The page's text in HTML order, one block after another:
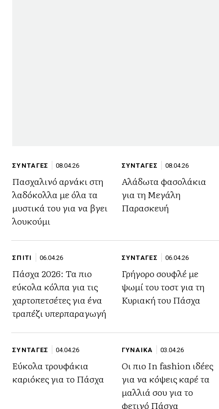
ΣΥΝΤΑΓΕΣ 08.04.26
Πασχαλινό αρνάκι στη
λαδόκολλα με όλα τα
μυστικά του για να βγει
λουκούμι
ΣΥΝΤΑΓΕΣ 08.04.26
Αλάδωτα φασολάκια
για τη Μεγάλη
Παρασκευή
ΣΠΙΤΙ 06.04.26
Πάσχα 2026: Τα πιο
εύκολα κόλπα για τις
χαρτοπετσέτες για ένα
τραπέζι υπερπαραγωγή
ΣΥΝΤΑΓΕΣ 06.04.26
Γρήγορο σουφλέ με
ψωμί του τοστ για τη
Κυριακή του Πάσχα
ΣΥΝΤΑΓΕΣ 04.04.26
Εύκολα τρουφάκια
καριόκες για το Πάσχα
ΓΥΝΑΙΚΑ 03.04.26
Οι πιο In fashion ιδέες
για να κόψεις καρέ τα
μαλλιά σου για το
φετινό Πάσχα